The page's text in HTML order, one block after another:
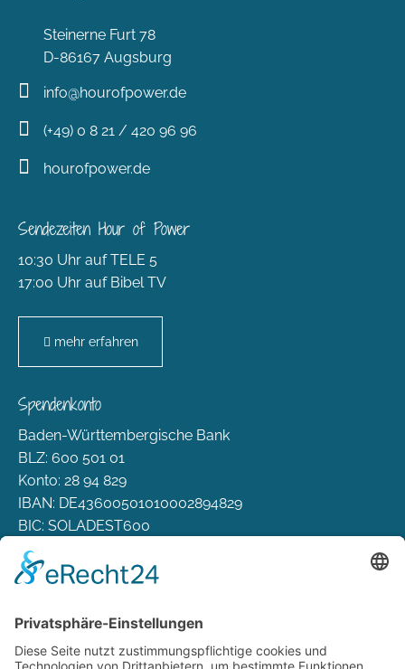
Steinerne Furt 78
D-86167 Augsburg
info@hourofpower.de
(+49) 0 8 21 / 420 96 96
hourofpower.de
Sendezeiten Hour of Power
10:30 Uhr auf TELE 5
17:00 Uhr auf Bibel TV
mehr erfahren
Spendenkonto
Baden-Württembergische Bank
BLZ: 600 501 01
Konto: 28 94 829
IBAN: DE43600501010002894829
BIC: SOLADEST600
Rechtliches
Versand & Lieferung
Widerrufsbelehrung